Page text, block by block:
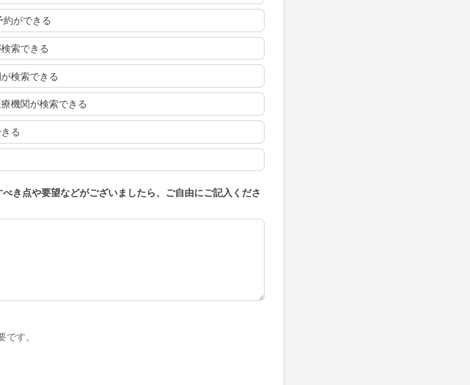
ができる
索できる
検索できる
機関が検索できる
る
き点や要望などがございましたら、ご自由にご記入くださ
き点や要望などがございましたら、ご自由にご記入ください
す。